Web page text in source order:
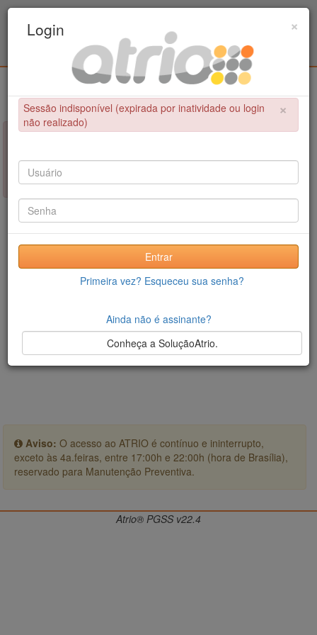
Educação Física / UPE - UFPB
×
NÃO FOI POSSÍVEL CONCLUIR A OPERAÇÃO
Sessão indisponível (expirada por inatividade ou login não
realizado)
Aviso: O acesso ao ATRIO é contínuo e ininterrupto,
exceto às 4a.feiras, entre 17:00h e 22:00h (hora de Brasília),
reservado para Manutenção Preventiva.
×
Login
×
Sessão indisponível (expirada por inatividade ou login
não realizado)
Entrar
Primeira vez? Esqueceu sua senha?
Ainda não é assinante?
Conheça a SoluçãoAtrio.
Atrio® PGSS v22.4